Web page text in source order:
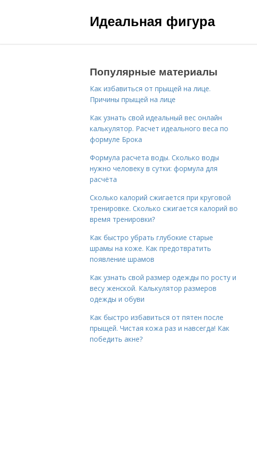
Идеальная фигура
Популярные материалы
Как избавиться от прыщей на лице.
Причины прыщей на лице
Как узнать свой идеальный вес онлайн
калькулятор. Расчет идеального веса по
формуле Брока
Формула расчета воды. Сколько воды
нужно человеку в сутки: формула для
расчёта
Сколько калорий сжигается при круговой
тренировке. Сколько сжигается калорий во
время тренировки?
Как быстро убрать глубокие старые
шрамы на коже. Как предотвратить
появление шрамов
Как узнать свой размер одежды по росту и
весу женской. Калькулятор размеров
одежды и обуви
Как быстро избавиться от пятен после
прыщей. Чистая кожа раз и навсегда! Как
победить акне?